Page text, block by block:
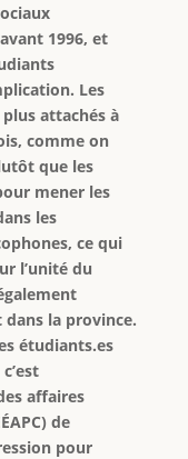
1996, et
Les
attachés à
comme on
que les
mener les
les
ce qui
l’unité du
la province.
étudiants.es
affaires
de
pour